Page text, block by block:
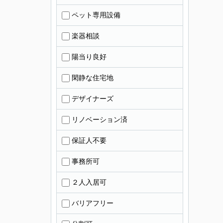
ペット専用設備
楽器相談
陽当り良好
閑静な住宅地
デザイナーズ
リノベーション済
保証人不要
事務所可
２人入居可
バリアフリー